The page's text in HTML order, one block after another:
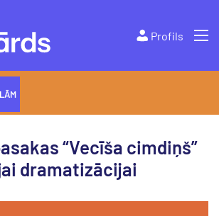
Profils
“Vecīša cimdiņš”
dramatizācijai